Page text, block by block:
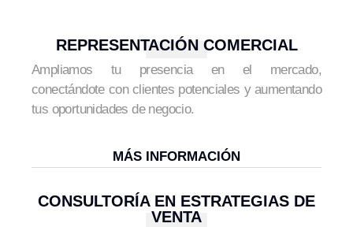
REPRESENTACIÓN COMERCIAL
Ampliamos tu presencia en el mercado,
conectándote con clientes potenciales y aumentando
tus oportunidades de negocio.
MÁS INFORMACIÓN
CONSULTORÍA EN ESTRATEGIAS DE
VENTA